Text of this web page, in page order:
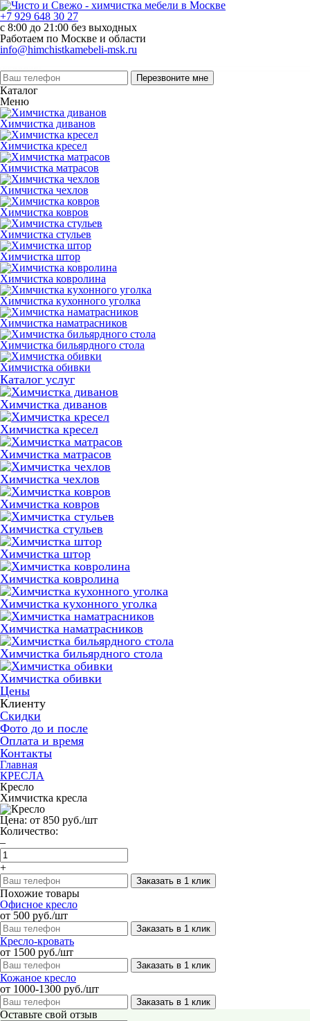
+7 929 648 30 27
с 8:00 до 21:00 без выходных
Работаем по Москве и области
info@himchistkamebeli-msk.ru
Перезвоните мне
Каталог
Меню
Химчистка диванов
Химчистка кресел
Химчистка матрасов
Химчистка чехлов
Химчистка ковров
Химчистка стульев
Химчистка штор
Химчистка ковролина
Химчистка кухонного уголка
Химчистка наматрасников
Химчистка бильярдного стола
Химчистка обивки
Каталог услуг
Химчистка диванов
Химчистка кресел
Химчистка матрасов
Химчистка чехлов
Химчистка ковров
Химчистка стульев
Химчистка штор
Химчистка ковролина
Химчистка кухонного уголка
Химчистка наматрасников
Химчистка бильярдного стола
Химчистка обивки
Цены
Клиенту
Скидки
Фото до и после
Оплата и время
Контакты
Главная
КРЕСЛА
Кресло
Химчистка кресла
Цена: от 850 руб./шт
Количество:
–
+
Заказать в 1 клик
Похожие товары
Офисное кресло
от 500 руб./шт
Заказать в 1 клик
Кресло-кровать
от 1500 руб./шт
Заказать в 1 клик
Кожаное кресло
от 1000-1300 руб./шт
Заказать в 1 клик
Оставьте свой отзыв